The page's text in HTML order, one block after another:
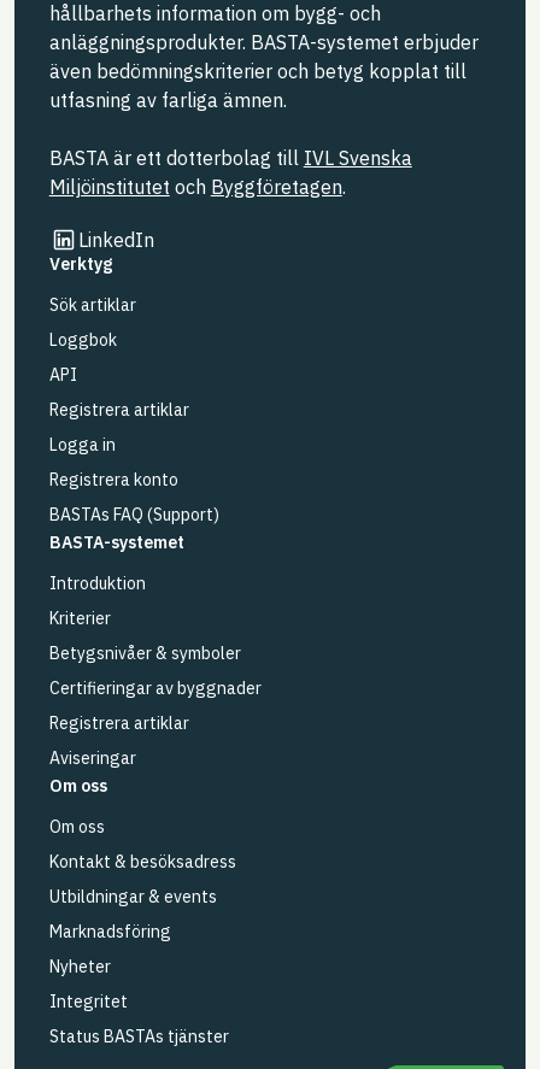
hållbarhets information om bygg- och
anläggningsprodukter. BASTA-systemet erbjuder
även bedömningskriterier och betyg kopplat till
utfasning av farliga ämnen.
BASTA är ett dotterbolag till IVL Svenska
Miljöinstitutet och Byggföretagen.
LinkedIn
Länk till annan webbplats
Verktyg
Sök artiklar
Loggbok
API
Registrera artiklar
Logga in
Registrera konto
BASTAs FAQ (Support)
BASTA-systemet
Introduktion
Kriterier
Betygsnivåer & symboler
Certifieringar av byggnader
Registrera artiklar
Aviseringar
Om oss
Om oss
Kontakt & besöksadress
Utbildningar & events
Marknadsföring
Nyheter
Integritet
Status BASTAs tjänster